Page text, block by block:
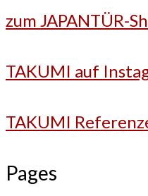
zum JAPANTÜR-
TAKUMI auf
TAKUMI
Pages